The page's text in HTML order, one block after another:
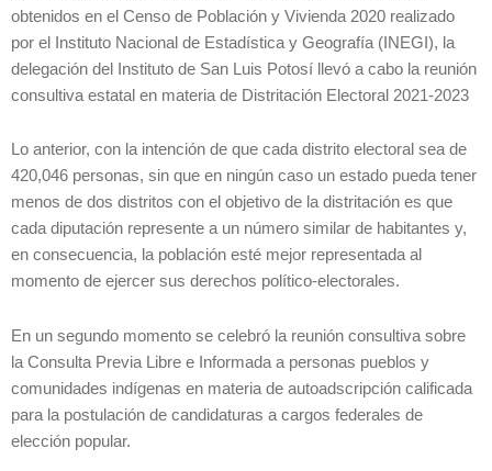
obtenidos en el Censo de Población y Vivienda 2020 realizado
por el Instituto Nacional de Estadística y Geografía (INEGI), la
delegación del Instituto de San Luis Potosí llevó a cabo la reunión
consultiva estatal en materia de Distritación Electoral 2021-2023
Lo anterior, con la intención de que cada distrito electoral sea de
420,046 personas, sin que en ningún caso un estado pueda tener
menos de dos distritos con el objetivo de la distritación es que
cada diputación represente a un número similar de habitantes y,
en consecuencia, la población esté mejor representada al
momento de ejercer sus derechos político-electorales.
En un segundo momento se celebró la reunión consultiva sobre
la Consulta Previa Libre e Informada a personas pueblos y
comunidades indígenas en materia de autoadscripción calificada
para la postulación de candidaturas a cargos federales de
elección popular.